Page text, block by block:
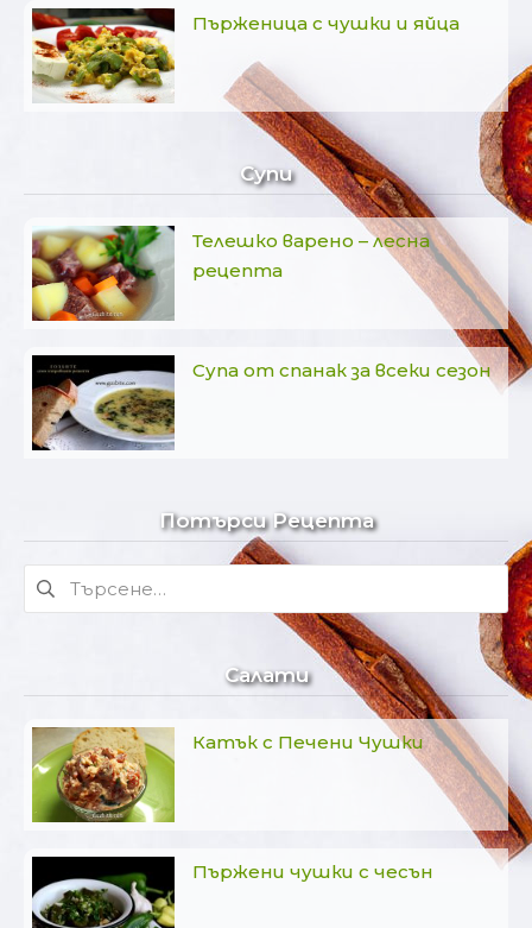
Пърженица с чушки и яйца
Супи
Телешко варено – лесна
рецепта
Супа от спанак за всеки сезон
Потърси Рецепта
Търсене
за:
Салати
Катък с Печени Чушки
Пържени чушки с чесън